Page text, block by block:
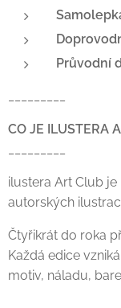
Průvodní
CO JE ILUSTERA
ilustera Art Club
autorských
Čtyřikrát do roka
Každá edice
motiv, náladu,